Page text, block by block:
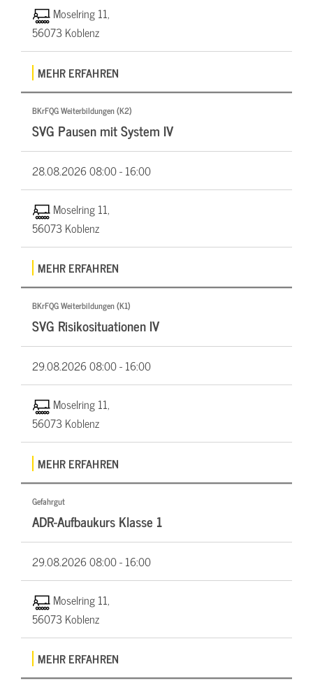
Moselring 11,
56073 Koblenz
MEHR ERFAHREN
BKrFQG Weiterbildungen (K2)
SVG Pausen mit System IV
28.08.202608:00 - 16:00
Moselring 11,
56073 Koblenz
MEHR ERFAHREN
BKrFQG Weiterbildungen (K1)
SVG Risikosituationen IV
29.08.202608:00 - 16:00
Moselring 11,
56073 Koblenz
MEHR ERFAHREN
Gefahrgut
ADR-Aufbaukurs Klasse 1
29.08.202608:00 - 16:00
Moselring 11,
56073 Koblenz
MEHR ERFAHREN